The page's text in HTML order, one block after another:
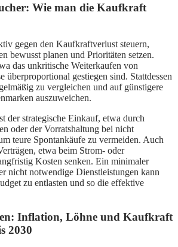
Wie man die Kaufkraft
gegen den Kaufkraftverlust steuern,
bewusst planen und Prioritäten setzen.
das unkritische Weiterkaufen von
überproportional gestiegen sind. Stattdessen
zu vergleichen und auf günstigere
auszuweichen.
der strategische Einkauf, etwa durch
oder der Vorratshaltung bei nicht
teure Spontankäufe zu vermeiden. Auch
etwa beim Strom- oder
Kosten senken. Ein minimaler
nicht notwendige Dienstleistungen kann
zu entlasten und so die effektive
Inflation, Löhne und Kaufkraft
2030